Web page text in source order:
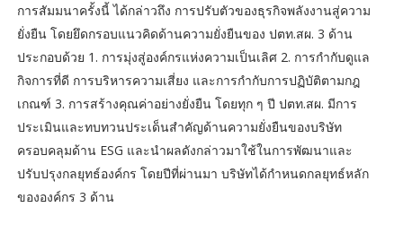
การสัมมนาครั้งนี้ ได้กล่าวถึง การปรับตัวของธุรกิจพลังงานสู่ความ
ยั่งยืน โดยยึดกรอบแนวคิดด้านความยั่งยืนของ ปตท.สผ. 3 ด้าน
ประกอบด้วย 1. การมุ่งสู่องค์กรแห่งความเป็นเลิศ 2. การกำกับดูแล
กิจการที่ดี การบริหารความเสี่ยง และการกำกับการปฏิบัติตามกฎ
เกณฑ์ 3. การสร้างคุณค่าอย่างยั่งยืน โดยทุก ๆ ปี ปตท.สผ. มีการ
ประเมินและทบทวนประเด็นสำคัญด้านความยั่งยืนของบริษัท
ครอบคลุมด้าน ESG และนำผลดังกล่าวมาใช้ในการพัฒนาและ
ปรับปรุงกลยุทธ์องค์กร โดยปีที่ผ่านมา บริษัทได้กำหนดกลยุทธ์หลัก
ขององค์กร 3 ด้าน